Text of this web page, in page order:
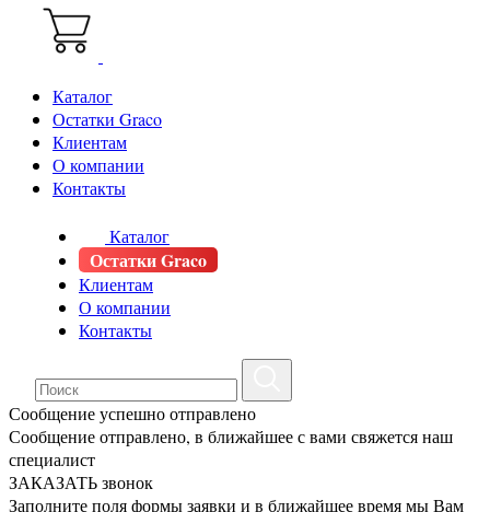
Каталог
Остатки Graco
Клиентам
О компании
Контакты
Каталог
Остатки Graco
Клиентам
О компании
Контакты
Сообщение успешно отправлено
Сообщение отправлено, в ближайшее с вами свяжется наш
специалист
ЗАКАЗАТЬ звонок
Заполните поля формы заявки и в ближайшее время мы Вам